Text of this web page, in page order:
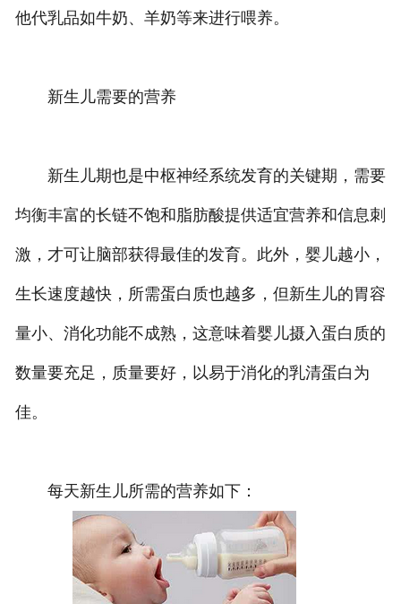
他代乳品如牛奶、羊奶等来进行喂养。
新生儿需要的营养
新生儿期也是中枢神经系统发育的关键期，需要
均衡丰富的长链不饱和脂肪酸提供适宜营养和信息刺
激，才可让脑部获得最佳的发育。此外，婴儿越小，
生长速度越快，所需蛋白质也越多，但新生儿的胃容
量小、消化功能不成熟，这意味着婴儿摄入蛋白质的
数量要充足，质量要好，以易于消化的乳清蛋白为
佳。
每天新生儿所需的营养如下：